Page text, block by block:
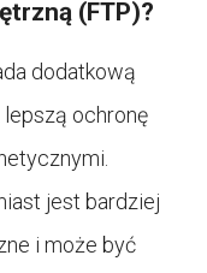
(FTP)?
dodatkową
ochronę
jest bardziej
i może być